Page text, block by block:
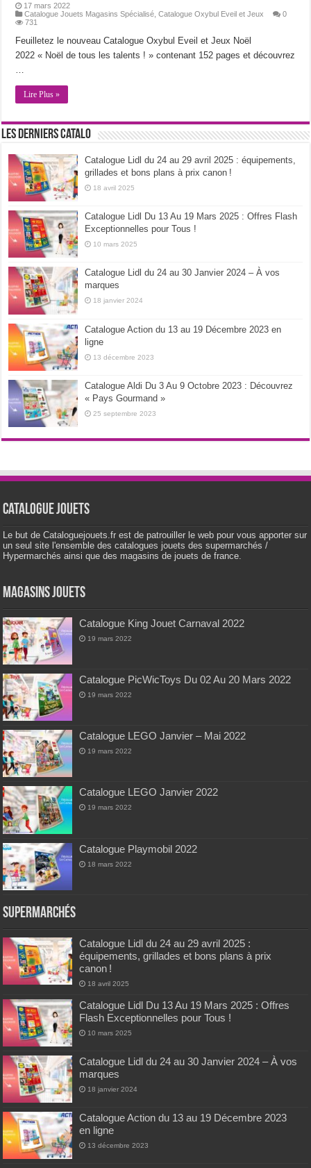
17 mars 2022
Catalogue Jouets Magasins Spécialisé ,Catalogue Oxybul Eveil et Jeux
0
731
Feuilletez le nouveau Catalogue Oxybul Eveil et Jeux Noël
2022 « Noël de tous les talents ! » contenant 152 pages et découvrez
Lire Plus »
Les derniers catalo
Catalogue Lidl du 24 au 29 avril 2025 : équipements,
grillades et bons plans à prix canon !
18 avril 2025
Catalogue Lidl Du 13 Au 19 Mars 2025 : Offres Flash
Exceptionnelles pour Tous !
10 mars 2025
Catalogue Lidl du 24 au 30 Janvier 2024 – À vos
marques
18 janvier 2024
Catalogue Action du 13 au 19 Décembre 2023 en
ligne
13 décembre 2023
Catalogue Aldi Du 3 Au 9 Octobre 2023 : Découvrez
« Pays Gourmand »
25 septembre 2023
Catalogue Jouets
Le but de Cataloguejouets.fr est de patrouiller le web pour vous apporter sur
un seul site l'ensemble des catalogues jouets des supermarchés /
Hypermarchés ainsi que des magasins de jouets de france.
Magasins Jouets
Catalogue King Jouet Carnaval 2022
19 mars 2022
Catalogue PicWicToys Du 02 Au 20 Mars 2022
19 mars 2022
Catalogue LEGO Janvier – Mai 2022
19 mars 2022
Catalogue LEGO Janvier 2022
19 mars 2022
Catalogue Playmobil 2022
18 mars 2022
Supermarchés
Catalogue Lidl du 24 au 29 avril 2025 :
équipements, grillades et bons plans à prix
canon !
18 avril 2025
Catalogue Lidl Du 13 Au 19 Mars 2025 : Offres
Flash Exceptionnelles pour Tous !
10 mars 2025
Catalogue Lidl du 24 au 30 Janvier 2024 – À vos
marques
18 janvier 2024
Catalogue Action du 13 au 19 Décembre 2023
en ligne
13 décembre 2023